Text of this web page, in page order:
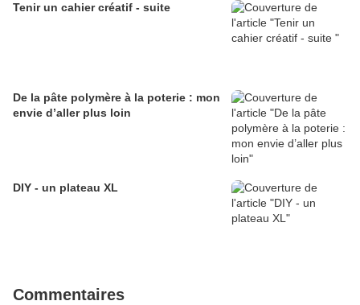
Tenir un cahier créatif - suite
De la pâte polymère à la poterie : mon
envie d’aller plus loin
DIY - un plateau XL
Commentaires